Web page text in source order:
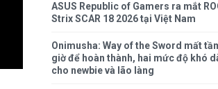
ASUS Republic of Gamers ra mắt
Strix SCAR 18 2026 tại Việt Nam
Onimusha: Way of the Sword mất
giờ để hoàn thành, hai mức độ khó
cho newbie và lão làng